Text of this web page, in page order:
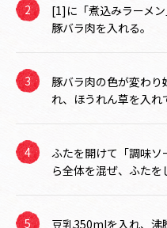
[1]に「煮込みラーメ
豚バラ肉を入れる。
豚バラ肉の色が変わ
れ、ほうれん草を入れ
ふたを開けて「調味
ら全体を混ぜ、ふたを
豆乳350mlを入れ、沸